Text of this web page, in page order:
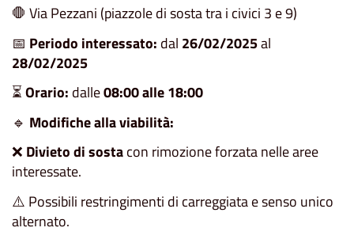
🛑 Via Pezzani (piazzole di sosta tra i civici 3 e 9)
📅 Periodo interessato: dal 26/02/2025al
28/02/2025
⏳Orario: dalle08:00 alle 18:00
🔹 Modifiche alla viabilità:
❌ Divieto di sostacon rimozione forzata nelle aree
interessate.
⚠️ Possibili restringimenti di carreggiata e senso unico
alternato.